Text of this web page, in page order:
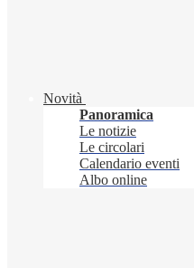
Novità
Panoramica
Le notizie
Le circolari
Calendario eventi
Albo online